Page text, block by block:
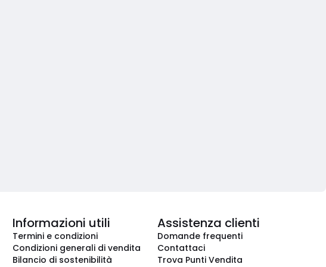
Informazioni utili
Termini e condizioni
Condizioni generali di vendita
Bilancio di sostenibilità
Assistenza clienti
Domande frequenti
Contattaci
Trova Punti Vendita